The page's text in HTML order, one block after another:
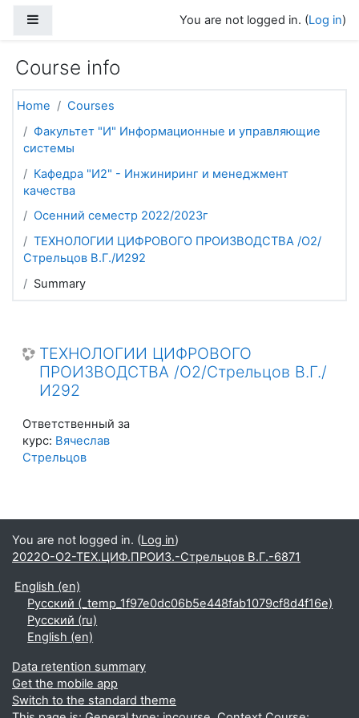
You are not logged in. (Log in)
Course info
Home
Courses
Факультет "И" Информационные и управляющие
системы
Кафедра "И2" - Инжиниринг и менеджмент
качества
Осенний семестр 2022/2023г
ТЕХНОЛОГИИ ЦИФРОВОГО ПРОИЗВОДСТВА /О2/
Стрельцов В.Г./И292
Summary
ТЕХНОЛОГИИ ЦИФРОВОГО
ПРОИЗВОДСТВА /О2/Стрельцов В.Г./
И292
Ответственный за
курс: Вячеслав
Стрельцов
You are not logged in. (Log in)
2022О-О2-ТЕХ.ЦИФ.ПРОИЗ.-Стрельцов В.Г.-6871
English ‎(en)‎
Русский ‎(_temp_1f97e0dc06b5e448fab1079cf8d4f16e)‎
Русский ‎(ru)‎
English ‎(en)‎
Data retention summary
Get the mobile app
Switch to the standard theme